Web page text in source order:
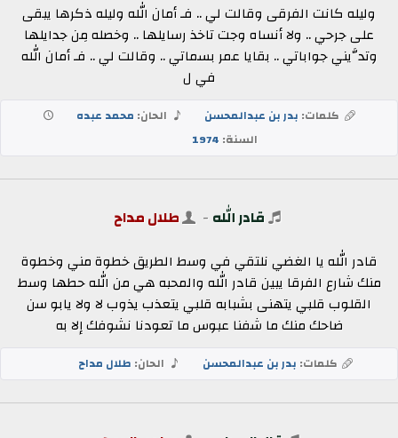
وليله كانت الفرقى وقالت لي .. فـ أمان الله وليله ذكرها يبقى
على جرحي .. ولا أنساه وجت تاخذ رسايلها .. وخصله مِن جدايلها
وتدَّيني جواباتي .. بقايا عمر بسماتي .. وقالت لي .. فـ أمان الله
في ل
كلمات: بدر بن عبدالمحسن الحان: محمد عبده
السنة: 1974
قادر الله - طلال مداح
قادر الله يا الغضي نلتقي في وسط الطريق خطوة مني وخطوة
منك شارع الفرقا يبين قادر الله والمحبه هي من الله حطها وسط
القلوب قلبي يتهنى بشبابه قلبي يتعذب يذوب لا ولا يابو سن
ضاحك منك ما شفنا عبوس ما تعودنا نشوفك إلا به
كلمات: بدر بن عبدالمحسن الحان: طلال مداح